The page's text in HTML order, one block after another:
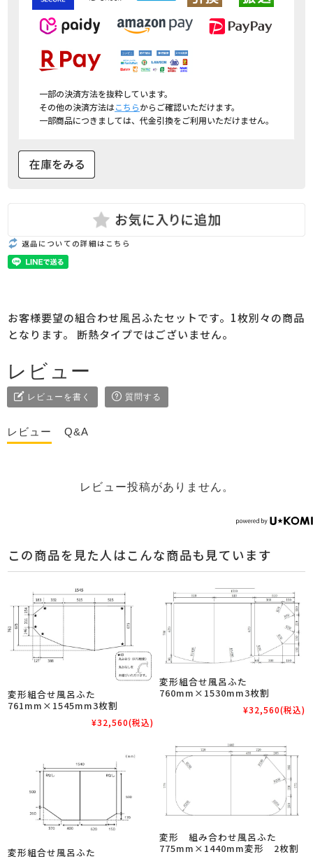
一部の決済方法を抜粋しています。
その他の決済方法はこちらからご確認いただけます。
一部商品につきましては、代金引換をご利用いただけません。
返品についての詳細はこちら
お客様要望の組合わせ風呂ふたセットです。1枚別々の商品
となります。 断熱タイプではございません。
レビュー
レビューを書く 質問する
レビュー Q&A
レビュー投稿がありません。
この商品を見た人はこんな商品も見ています
変形組合せ風呂ふた
761mm×1545mm3枚割
¥32,560(税込)
変形組合せ風呂ふた
760mm×1530mm3枚割
¥32,560(税込)
変形組合せ風呂ふた
変形 組み合わせ風呂ふた
775mm×1440mm変形 2枚割